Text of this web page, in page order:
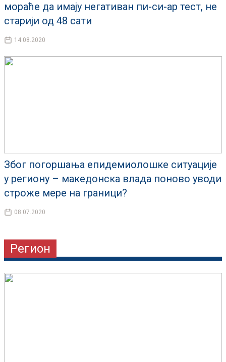
мораће да имају негативан пи-си-ар тест, не
старији од 48 сати
14.08.2020
Због погоршања епидемиолошке ситуације
у региону – македонска влада поново уводи
строже мере на граници?
08.07.2020
Регион